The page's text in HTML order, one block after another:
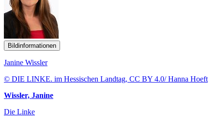
Bildinformationen
Janine Wissler
© DIE LINKE. im Hessischen Landtag, CC BY 4.0/ Hanna Hoeft
Wissler, Janine
Die Linke